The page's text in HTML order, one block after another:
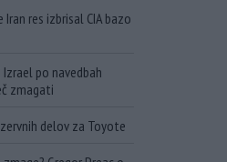
res izbrisal CIA bazo
Izrael po navedbah
zmagati
delov za Toyote